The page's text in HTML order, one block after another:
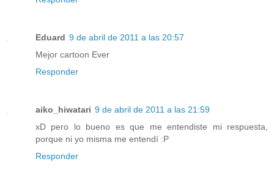
Eduard 9 de abril de 2011 a las 20:57
Mejor cartoon Ever
Responder
aiko_hiwatari 9 de abril de 2011 a las 21:59
xD pero lo bueno es que me entendiste mi respuesta,
porque ni yo misma me entendí :P
Responder